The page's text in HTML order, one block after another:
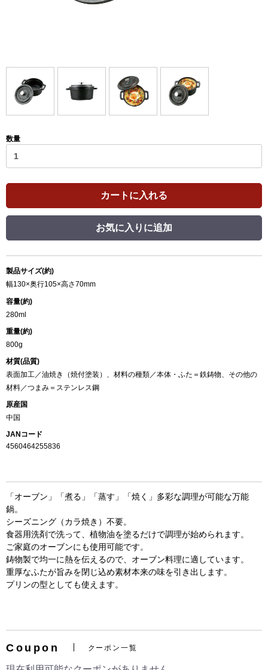
数量
カートに入れる
お気に入りに追加
製品サイズ(約)
幅130×奥行105×高さ70mm
容量(約)
280ml
重量(約)
800g
材質(品質)
表面加工／油焼き（焼付塗装）、材料の種類／本体・ふた＝鉄鋳物、その他の
材料／つまみ＝ステンレス鋼
原産国
中国
JANコード
4560464255836
「オーブン」「煮る」「蒸す」「焼く」多彩な調理が可能な万能
鍋。
シーズニング（カラ焼き）不要。
食器用洗剤で洗って、植物油を塗るだけで調理が始められます。
ご家庭のオーブンにも使用可能です。
鋳物製で均一に熱を伝えるので、オーブン料理に適しています。
重厚なふたが旨みを閉じ込め素材本来の味を引き出します。
プリンの型としても使えます。
Coupon クーポン一覧